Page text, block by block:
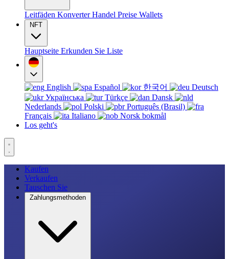
Leitfäden KonverterHandel Preise Wallets
NFT
Hauptseite Erkunden Sie Liste
English Español 한국어
Deutsch
Українська
Türkçe
Dansk
Nederlands
Polski
Português (Brasil)
Français
Italiano
Norsk bokmål
Los geht's
Kaufen
Verkaufen
Tauschen Sie
Zahlungsmethoden